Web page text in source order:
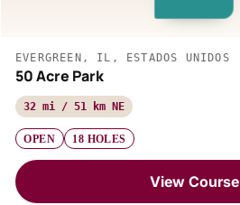
EVERGREEN, IL, ESTADOS UNIDOS
50 Acre Park
32 mi / 51 km NE
OPEN 18 HOLES
View Course